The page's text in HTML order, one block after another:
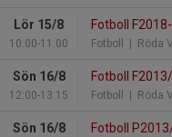
Lör 15/8
10:00-11:00
Fotboll
Fotboll | Röda
Sön 16/8
12:00-13:15
Fotboll
Fotboll | Röda
Sön 16/8 Fotboll